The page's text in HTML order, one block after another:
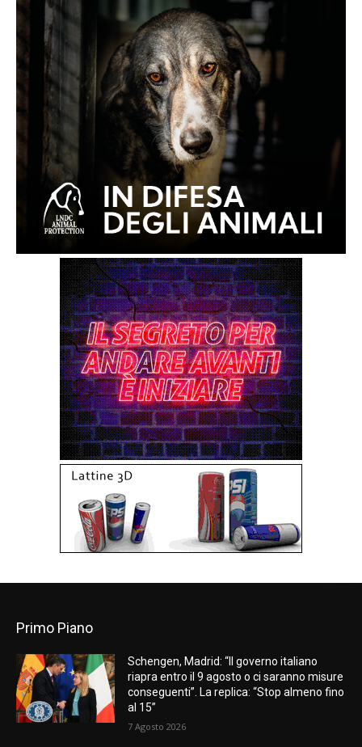
Primo Piano
Schengen, Madrid: “Il governo italiano
riapra entro il 9 agosto o ci saranno misure
conseguenti”. La replica: “Stop almeno fino
al 15”
7 Agosto 2026